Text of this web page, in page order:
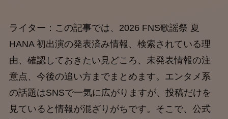
ライター：この記事では、2026 FNS歌謡祭 夏
HANA 初出演の発表済み情報、検索されている理
由、確認しておきたい見どころ、未発表情報の注
意点、今後の追い方までまとめます。エンタメ系
の話題はSNSで一気に広がりますが、投稿だけを
見ていると情報が混ざりがちです。そこで、公式